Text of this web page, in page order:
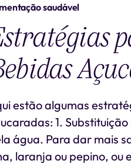
saudável
estão algumas
1.
água. Para dar mais
laranja ou pepino, ou